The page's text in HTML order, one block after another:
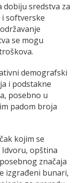
dobiju sredstva za
softverske
se mogu
demografski
i podstakne
posebno u
padom broja
kojim se
opština
značaja
izgrađeni bunari,